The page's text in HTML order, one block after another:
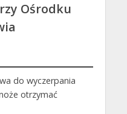
Ośrodku
do wyczerpania
otrzymać